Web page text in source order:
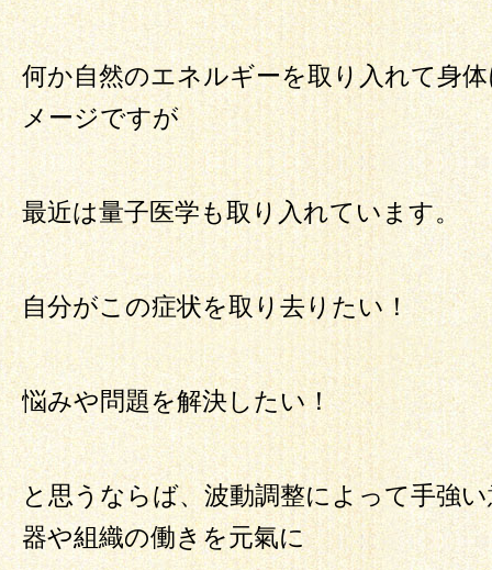
何か自然のエネルギーを取り入れて身
メージですが
最近は量子医学も取り入れています。
自分がこの症状を取り去りたい！
悩みや問題を解決したい！
と思うならば、波動調整によって手強
器や組織の働きを元氣に